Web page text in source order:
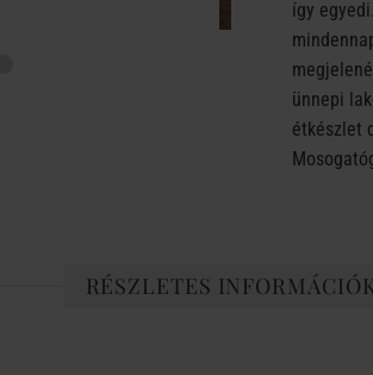
így
ünnepi
étkészlet
RÉSZLETES